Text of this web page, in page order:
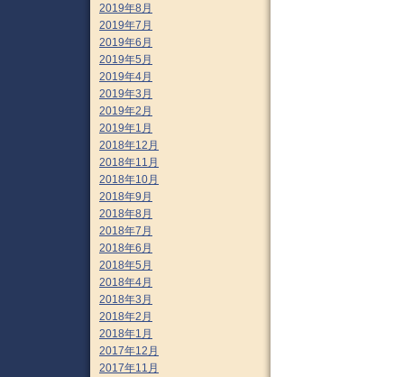
2019年8月
2019年7月
2019年6月
2019年5月
2019年4月
2019年3月
2019年2月
2019年1月
2018年12月
2018年11月
2018年10月
2018年9月
2018年8月
2018年7月
2018年6月
2018年5月
2018年4月
2018年3月
2018年2月
2018年1月
2017年12月
2017年11月